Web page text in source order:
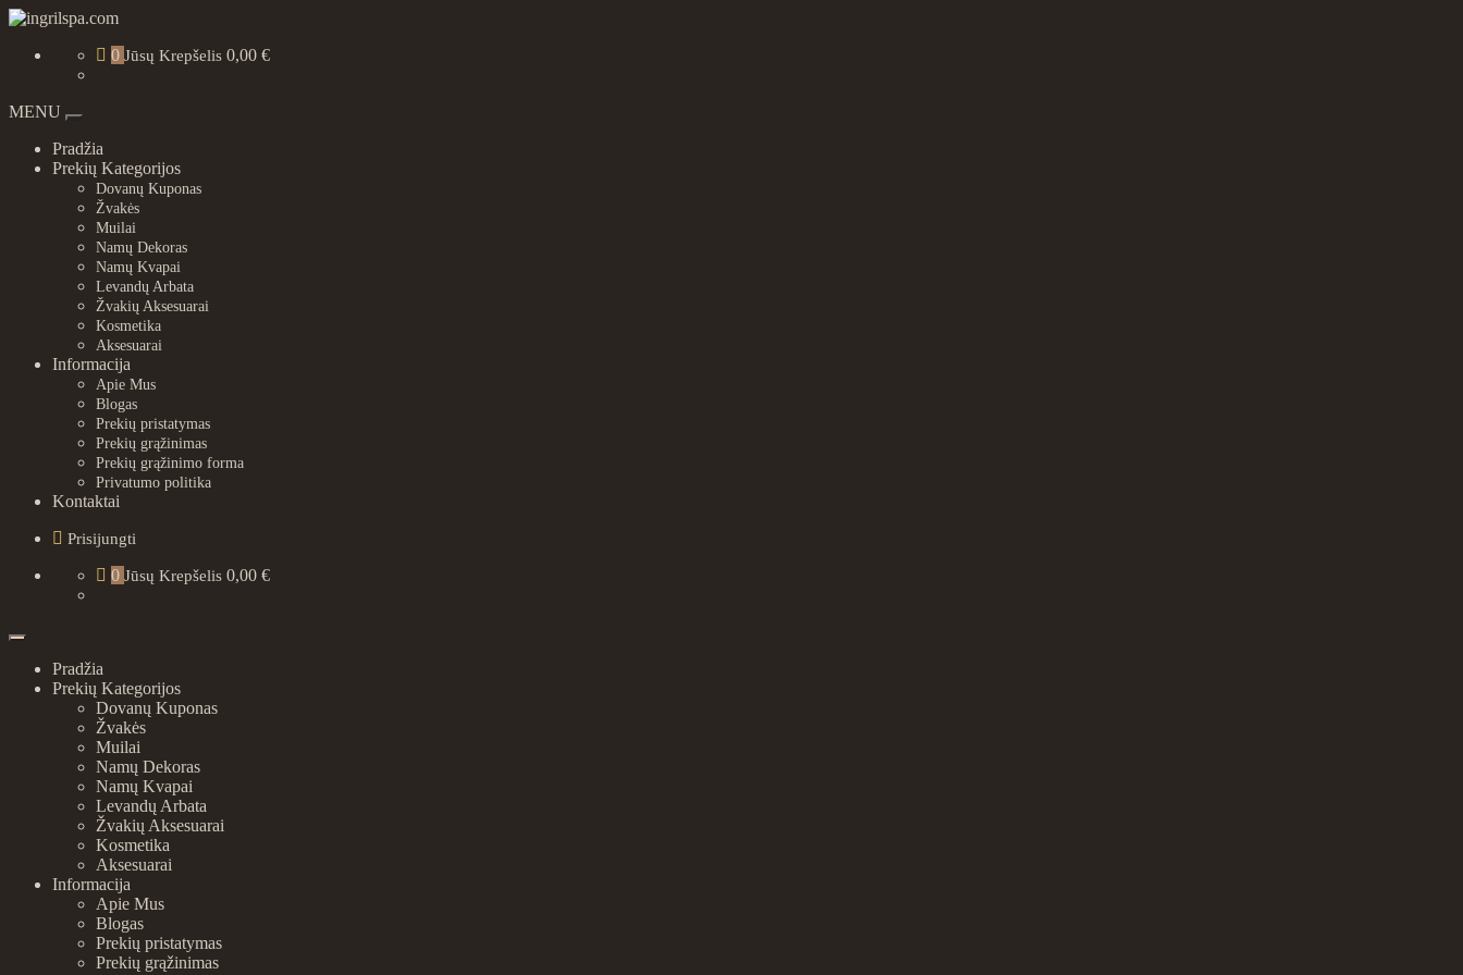
Skip
content
0 Jūsų Krepšelis 0,00 €
MENU
navigation
Pradžia
Prekių Kategorijos
Dovanų Kuponas
Žvakės
Muilai
Namų Dekoras
Namų Kvapai
Levandų Arbata
Žvakių Aksesuarai
Kosmetika
Aksesuarai
Informacija
Apie Mus
Blogas
Prekių pristatymas
Prekių grąžinimas
Prekių grąžinimo forma
Privatumo politika
Kontaktai
Prisijungti
0 Jūsų Krepšelis 0,00 €
Pradžia
Prekių Kategorijos
Dovanų Kuponas
Žvakės
Muilai
Namų Dekoras
Namų Kvapai
Levandų Arbata
Žvakių Aksesuarai
Kosmetika
Aksesuarai
Informacija
Apie Mus
Blogas
Prekių pristatymas
Prekių grąžinimas